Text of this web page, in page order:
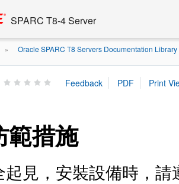
SPARC T8-4 Server
» Oracle SPARC T8 Servers Documentation Library
範措施
起見，安裝設備時，